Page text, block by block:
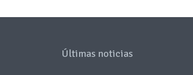
Últimas noticias